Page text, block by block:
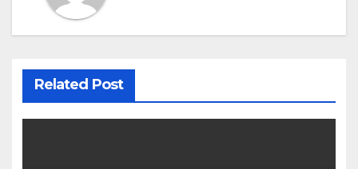
Related Post